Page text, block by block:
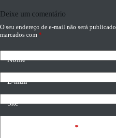
Deixe um comentário
O seu endereço de e-mail não será publicado.
marcados com *
Nome
E-mail
Site
*